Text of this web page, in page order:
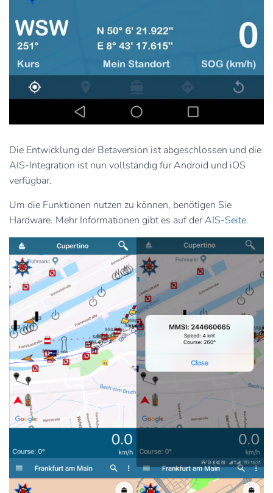
Die Entwicklung der Betaversion ist abgeschlossen und die
AIS-Integration ist nun vollständig für Android und iOS
verfügbar.
Um die Funktionen nutzen zu können, benötigen Sie
Hardware. Mehr Informationen gibt es auf derAIS-Seite.